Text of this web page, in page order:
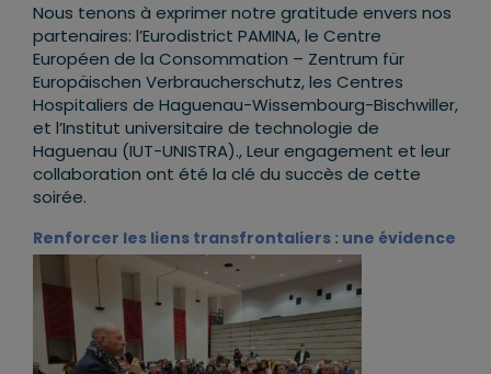
Nous tenons à exprimer notre gratitude envers nos
partenaires: l’Eurodistrict PAMINA, le Centre
Européen de la Consommation – Zentrum für
Europäischen Verbraucherschutz, les Centres
Hospitaliers de Haguenau-Wissembourg-Bischwiller,
et l’Institut universitaire de technologie de
Haguenau (IUT-UNISTRA)., Leur engagement et leur
collaboration ont été la clé du succès de cette
soirée.
Renforcer les liens transfrontaliers : une évidence